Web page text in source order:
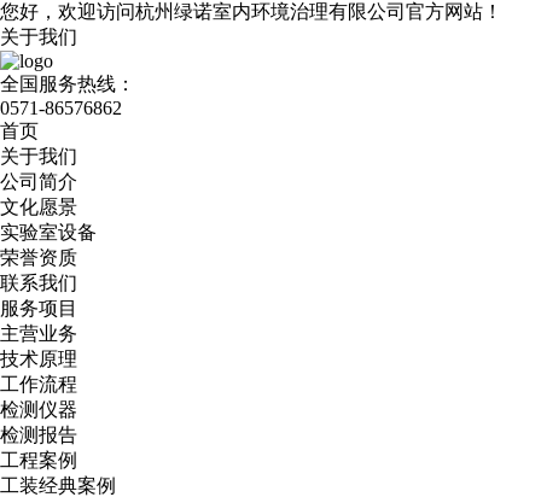
您好，欢迎访问杭州绿诺室内环境治理有限公司官方网站！
关于我们
全国服务热线：
0571-86576862
首页
关于我们
公司简介
文化愿景
实验室设备
荣誉资质
联系我们
服务项目
主营业务
技术原理
工作流程
检测仪器
检测报告
工程案例
工装经典案例